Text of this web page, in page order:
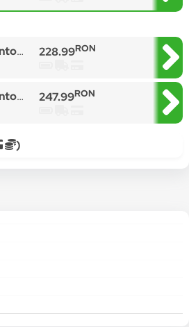
albastru închis copii 228.99RON
Mid 3.0 Sneakers, Albastru 247.99RON
)